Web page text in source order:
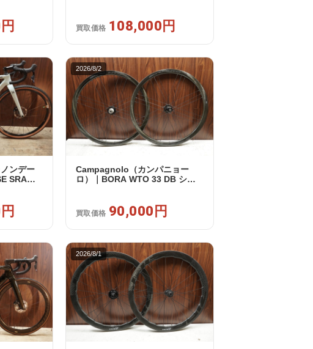
買取価格 108,000円
ンデー
SRAM
円
2026/8/2
Campagnolo（カンパニョー
ロ）｜BORA WTO 33 DB シマ
買取価格 90,000円
2026/8/1